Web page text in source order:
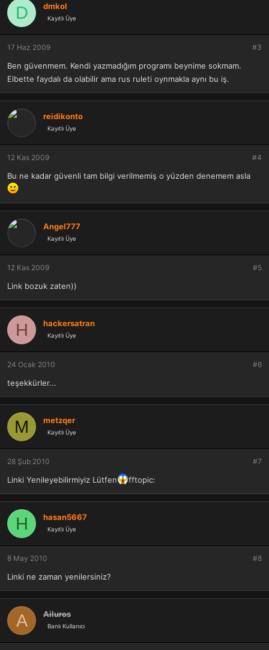
D dmkol
Kayıtlı Üye
17 Haz 2009 #3
Ben güvenmem. Kendi yazmadığım programı beynime sokmam.
Elbette faydalı da olabilir ama rus ruleti oynmakla aynı bu iş.
reidikonto
Kayıtlı Üye
12 Kas 2009 #4
Bu ne kadar güvenli tam bilgi verilmemiş o yüzden denemem asla
Angel777
Kayıtlı Üye
12 Kas 2009 #5
Link bozuk zaten))
H hackersatran
Kayıtlı Üye
24 Ocak 2010 #6
teşekkürler...
M metzqer
Kayıtlı Üye
28 Şub 2010 #7
Linki Yenileyebilirmiyiz Lütfen fftopic:
H hasan5667
Kayıtlı Üye
8 May 2010 #8
Linki ne zaman yenilersiniz?
A Ailuros
Banlı Kullanıcı